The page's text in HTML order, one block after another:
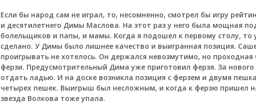
Если бы народ сам не играл, то, несомненно, смотрел бы игру
и десятилетнего Димы Маслова. На этот раз у него была мощная
болельщиков и папы, и мамы. Когда я подошел к первому столу, то
сделано. У Димы было лишнее качество и выигранная позиция.
проигрывать не хотелось. Он держался невозмутимо, но проходная
ферзи. Предусмотрительный Дима уже приготовил ферзя. За
отдать ладью. И на доске возникла позиция с ферзем и двумя
четырех пешек. Выигрыш был несложным, и когда к ферзю пришел
звезда Волкова тоже упала.